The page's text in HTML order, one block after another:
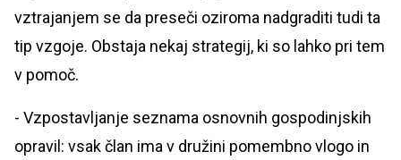
vztrajanjem se da preseči oziroma nadgraditi tudi ta
tip vzgoje. Obstaja nekaj strategij, ki so lahko pri tem
v pomoč.
- Vzpostavljanje seznama osnovnih gospodinjskih
opravil: vsak član ima v družini pomembno vlogo in